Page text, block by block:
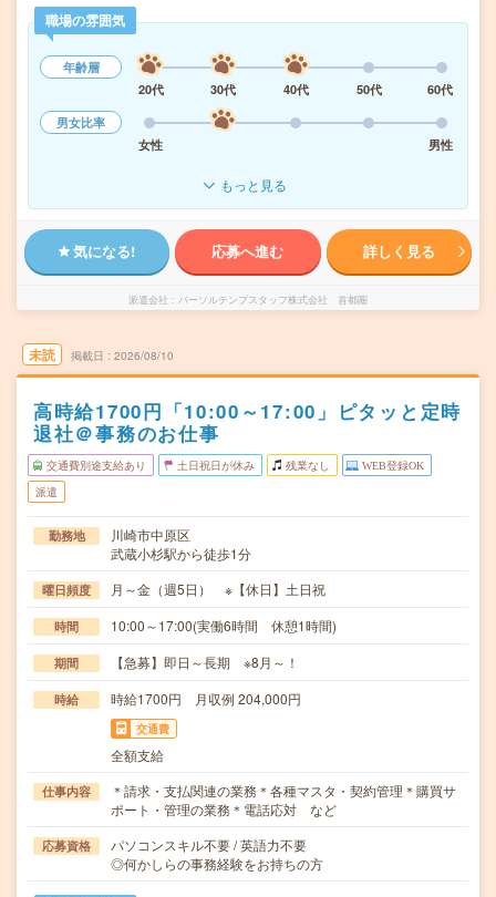
職場の雰囲気
年齢層
20代
30代 40代 50代
60代
男女比率
女性
男性
もっと見る
気になる! 応募へ進む 詳しく見る
派遣会社 パーソルテンプスタッフ株式会社 首都圏
未読 掲載日 2026/08/10
高時給1700円「10:00～17:00」ピタッと定時
退社＠事務のお仕事
交通費別途支給あり 土日祝日が休み 残業なし WEB登録OK
派遣
勤務地
川崎市中原区
武蔵小杉駅から徒歩1分
曜日頻度 月～金（週5日） ※【休日】土日祝
時間 10:00～17:00(実働6時間 休憩1時間)
期間 【急募】即日～長期 ※8月～！
時給 時給1700円 月収例 204,000円
交通費
全額支給
仕事内容
＊請求・支払関連の業務＊各種マスタ・契約管理＊購買サ
ポート・管理の業務＊電話応対 など
応募資格
パソコンスキル不要 / 英語力不要
◎何かしらの事務経験をお持ちの方